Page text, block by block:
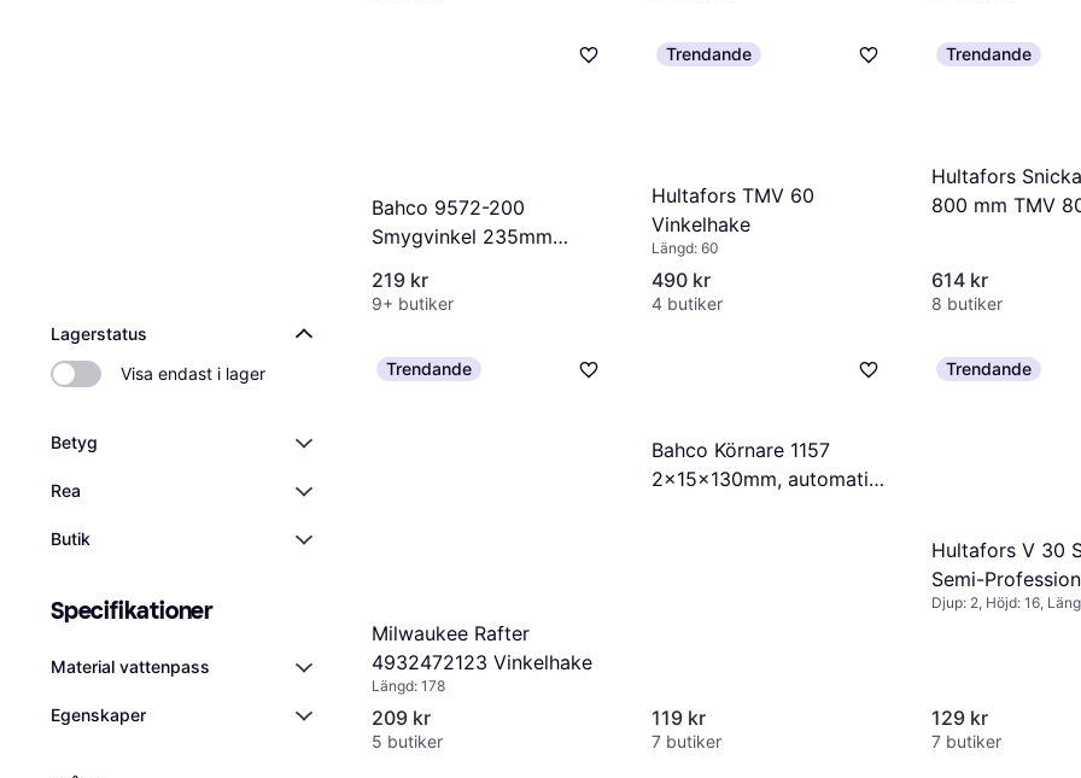
Lagerstatus
Visa endast i lager
Betyg
Rea
Butik
Specifikationer
Material vattenpass
Egenskaper
Bahco 9572-200
Smygvinkel 235mm
219 kr
9+ butiker
Trendande
Hultafors TMV 60
Vinkelhake
Längd: 60
490 kr
4 butiker
Trendande
Hultafors
800 mm TMV
614 kr
8 butiker
Trendande
Milwaukee Rafter
4932472123 Vinkelhake
Längd: 178
209 kr
5 butiker
Bahco Körnare 1157
2x15x130mm, automatisk
119 kr
7 butiker
Trendande
Hultafors V 30
Semi-
Vinkelhake
Djup: 2, Höjd: 16,
129 kr
7 butiker